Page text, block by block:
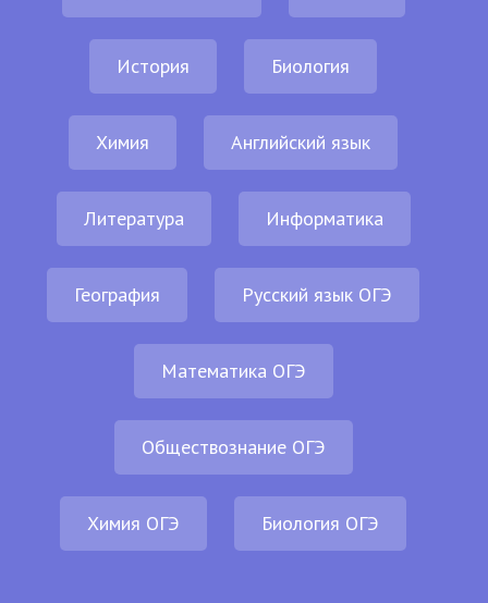
История Биология
Химия Английский язык
Литература Информатика
География Русский язык ОГЭ
Математика ОГЭ
Обществознание ОГЭ
Химия ОГЭ Биология ОГЭ